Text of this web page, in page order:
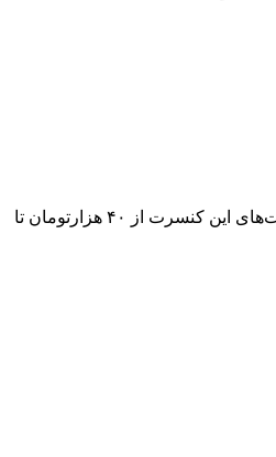
گروه موسیقی «هوروش» به خوانندگی مهدی دارابی روز چهارشنبه ۲۶ تیرماه، راس ساعت ۲۱:۰۰ نیز در تالار «وحدت» شهر مهاباد به اجرای کنسرت می‌پردازند. قیمت بلیت‌های این کنسرت از ۴۰‌ هزارتومان تا